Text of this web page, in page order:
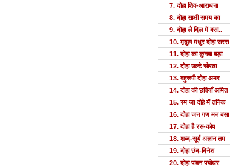
7. दोहा शिव-आराधना
8. दोहा साक्षी समय का
9. दोहा लें दिल में बसा..
10. मृदुल मधुर दोहा सरस
11. दोहा का कुनबा बड़ा
12. दोहा उल्टे सोरठा
13. बहुरूपी दोहा अमर
14. दोहा की छवियाँ अमित
15. रम जा दोहे में तनिक
16. दोहा जन गण मन बसा
17. दोहा है रस-कोष
18. शब्द-सूर्य अज्ञान तम
19. दोहा छंद-दिनेश
20. दोहा पावन पयोधर